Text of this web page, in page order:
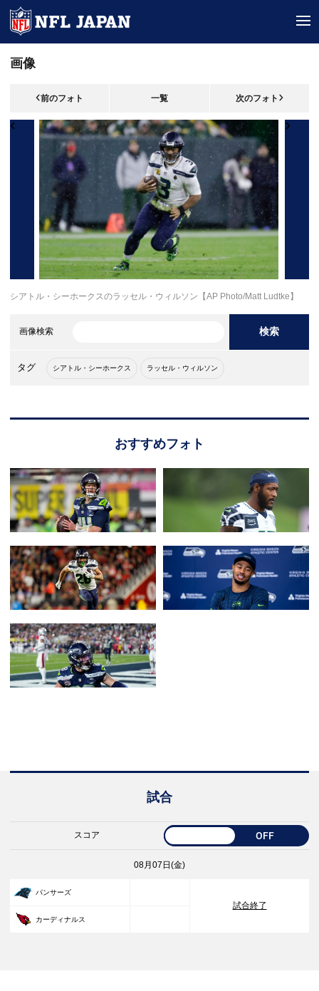
画像
前のフォト 一覧 次のフォト
シアトル・シーホークスのラッセル・ウィルソン【AP Photo/Matt Ludtke】
画像検索 検索
タグ シアトル・シーホークス ラッセル・ウィルソン
おすすめフォト
試合
スコア OFF
08月07日(金)
パンサーズ
試合終了
カーディナルス